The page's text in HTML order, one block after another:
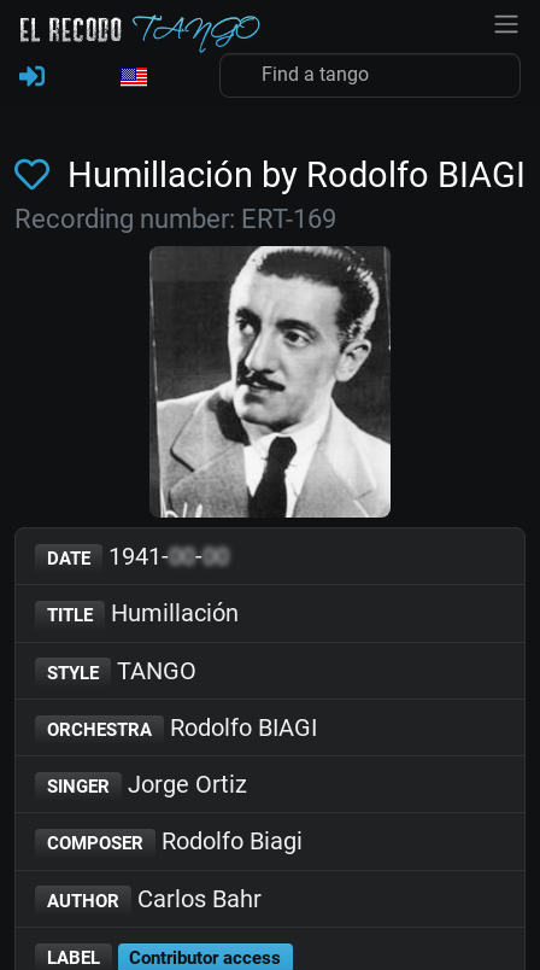
Humillación by Rodolfo BIAGI
Recording number: ERT-169
DATE 1941-00-00
TITLE Humillación
STYLE TANGO
ORCHESTRA Rodolfo BIAGI
SINGER Jorge Ortiz
COMPOSER Rodolfo Biagi
AUTHOR Carlos Bahr
LABEL Contributor access